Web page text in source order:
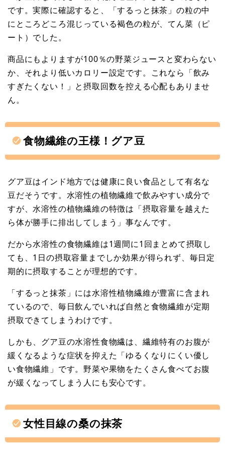
です。実際に確認すると、「するっと抹茶」の粒の中
にところどころ混じっている褐色の粒が、てん菜（ピ
ート）でした。
商品にもよりますが100％の野菜ジュースと変わらない
か、それより低いカロリー設定です。これなら「飲み
すぎたくない！」と摂取回数を控える心配もありませ
ん。
食物繊維の王様！グア豆
グア豆はインド地方では健康に良い食品として有名な
豆だそうです。水溶性の植物繊維で飲みやすい成分で
すが、水溶性の植物繊維の特徴は「摂取容量を越えた
ら体が勝手に排出してしまう」事なんです。
だから水溶性の食物繊維は1週間に1回まとめて摂取し
ても、1日の摂取容量までしか効果が得られず、毎日定
期的に摂取することが理想的です。
「するっと抹茶」には水溶性植物繊維が豊富に含まれ
ているので、毎日飲んでいれば自然と食物繊維が定期
摂取できてしまうわけです。
しかも、グア豆の水溶性食物繊は、繊維特有のお腹が
緩くなるような症状を抑えた「ゆるくなりにくい優し
い食物繊維」です。野菜や果物をたくさん食べてお腹
が緩くなってしまう人にも安心です。
女性目線の桑の抹茶